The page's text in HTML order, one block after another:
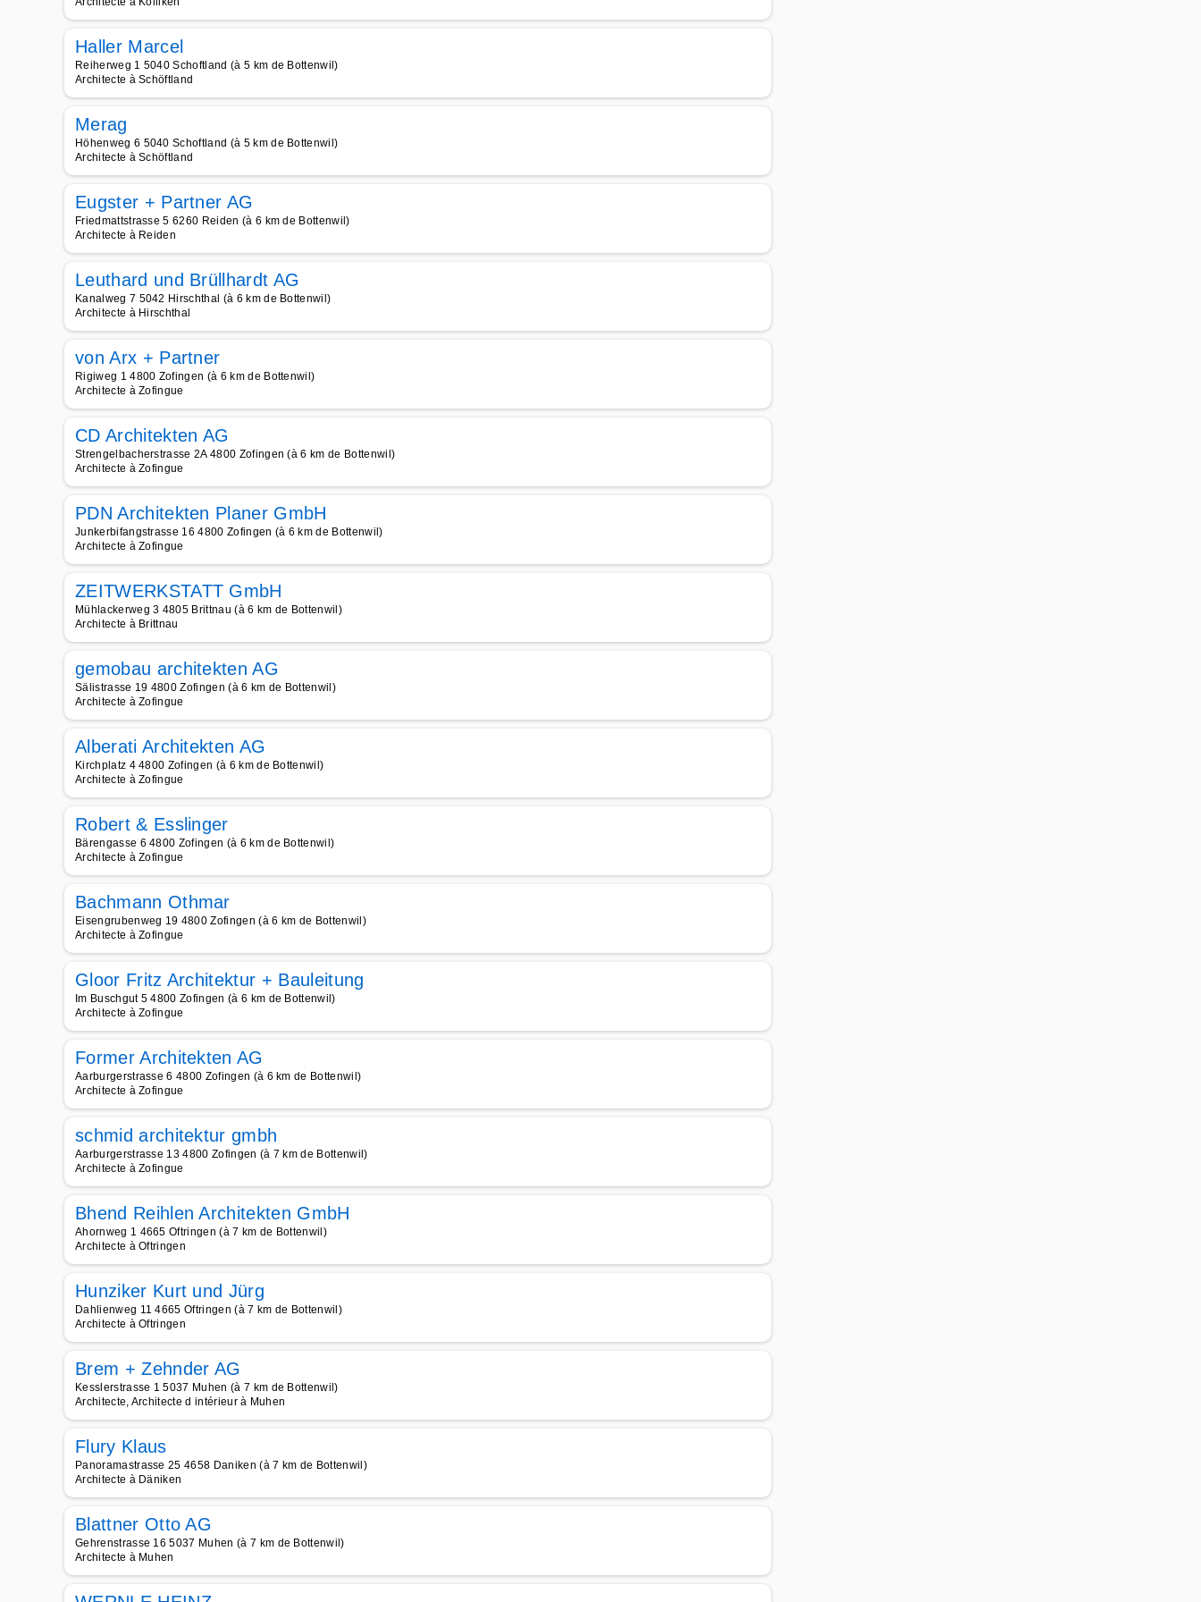
Haller Marcel
Reiherweg 1 5040 Schoftland (à 5 km de Bottenwil)
Architecte à Schöftland
Merag
Höhenweg 6 5040 Schoftland (à 5 km de Bottenwil)
Architecte à Schöftland
Eugster + Partner AG
Friedmattstrasse 5 6260 Reiden (à 6 km de Bottenwil)
Architecte à Reiden
Leuthard und Brüllhardt AG
Kanalweg 7 5042 Hirschthal (à 6 km de Bottenwil)
Architecte à Hirschthal
von Arx + Partner
Rigiweg 1 4800 Zofingen (à 6 km de Bottenwil)
Architecte à Zofingue
CD Architekten AG
Strengelbacherstrasse 2A 4800 Zofingen (à 6 km de Bottenwil)
Architecte à Zofingue
PDN Architekten Planer GmbH
Junkerbifangstrasse 16 4800 Zofingen (à 6 km de Bottenwil)
Architecte à Zofingue
ZEITWERKSTATT GmbH
Mühlackerweg 3 4805 Brittnau (à 6 km de Bottenwil)
Architecte à Brittnau
gemobau architekten AG
Sälistrasse 19 4800 Zofingen (à 6 km de Bottenwil)
Architecte à Zofingue
Alberati Architekten AG
Kirchplatz 4 4800 Zofingen (à 6 km de Bottenwil)
Architecte à Zofingue
Robert & Esslinger
Bärengasse 6 4800 Zofingen (à 6 km de Bottenwil)
Architecte à Zofingue
Bachmann Othmar
Eisengrubenweg 19 4800 Zofingen (à 6 km de Bottenwil)
Architecte à Zofingue
Gloor Fritz Architektur + Bauleitung
Im Buschgut 5 4800 Zofingen (à 6 km de Bottenwil)
Architecte à Zofingue
Former Architekten AG
Aarburgerstrasse 6 4800 Zofingen (à 6 km de Bottenwil)
Architecte à Zofingue
schmid architektur gmbh
Aarburgerstrasse 13 4800 Zofingen (à 7 km de Bottenwil)
Architecte à Zofingue
Bhend Reihlen Architekten GmbH
Ahornweg 1 4665 Oftringen (à 7 km de Bottenwil)
Architecte à Oftringen
Hunziker Kurt und Jürg
Dahlienweg 11 4665 Oftringen (à 7 km de Bottenwil)
Architecte à Oftringen
Brem + Zehnder AG
Kesslerstrasse 1 5037 Muhen (à 7 km de Bottenwil)
Architecte, Architecte d intérieur à Muhen
Flury Klaus
Panoramastrasse 25 4658 Daniken (à 7 km de Bottenwil)
Architecte à Däniken
Blattner Otto AG
Gehrenstrasse 16 5037 Muhen (à 7 km de Bottenwil)
Architecte à Muhen